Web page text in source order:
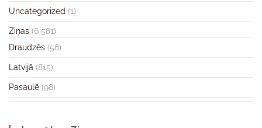
Uncategorized (1)
Ziņas (6 581)
Draudzēs (56)
Latvijā (815)
Pasaulē (98)